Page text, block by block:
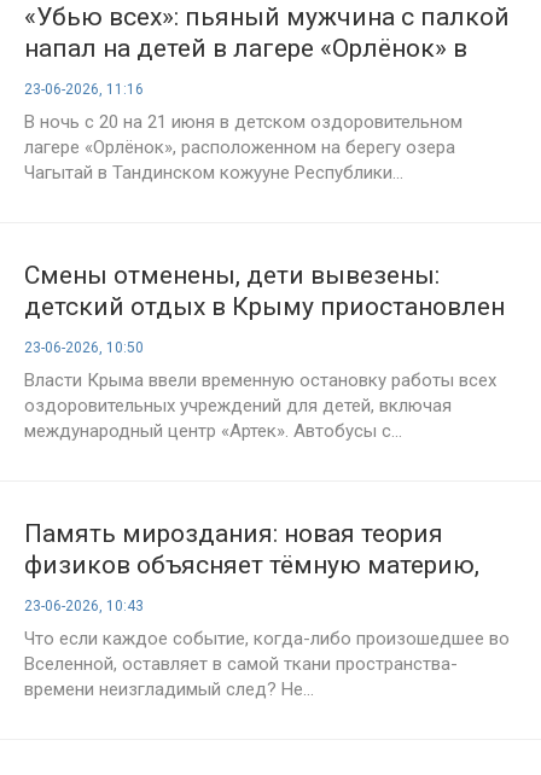
«Убью всех»: пьяный мужчина с палкой
напал на детей в лагере «Орлёнок» в
Тыве
23-06-2026, 11:16
В ночь с 20 на 21 июня в детском оздоровительном
лагере «Орлёнок», расположенном на берегу озера
Чагытай в Тандинском кожууне Республики...
Смены отменены, дети вывезены:
детский отдых в Крыму приостановлен
до осени
23-06-2026, 10:50
Власти Крыма ввели временную остановку работы всех
оздоровительных учреждений для детей, включая
международный центр «Артек». Автобусы с...
Память мироздания: новая теория
физиков объясняет тёмную материю,
циклы Большого взрыва и парадоксы
чёрных дыр
23-06-2026, 10:43
Что если каждое событие, когда-либо произошедшее во
Вселенной, оставляет в самой ткани пространства-
времени неизгладимый след? Не...